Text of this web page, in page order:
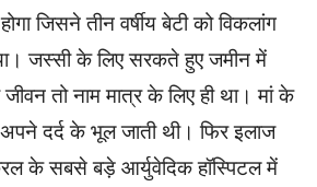
जिसने तीन वर्षीय बेटी को विकलांग
जस्सी के लिए सरकते हुए जमीन में
तो नाम मात्र के लिए ही था। मां के
दर्द के भूल जाती थी। फिर इलाज
के सबसे बड़े आर्युवेदिक हॉस्पिटल में